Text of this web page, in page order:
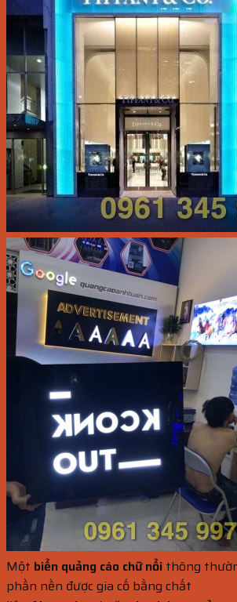
Một biển quảng cáo chữ nổi thông
phần nền được gia cố bằng chất